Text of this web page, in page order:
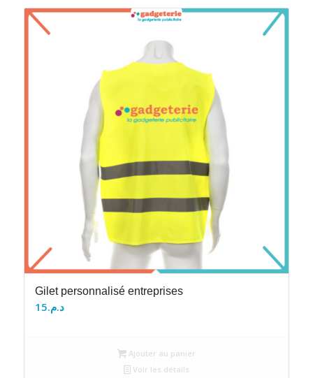
Gilet personnalisé entreprises
د.م.15
Ajouter au panier
Voir les détails